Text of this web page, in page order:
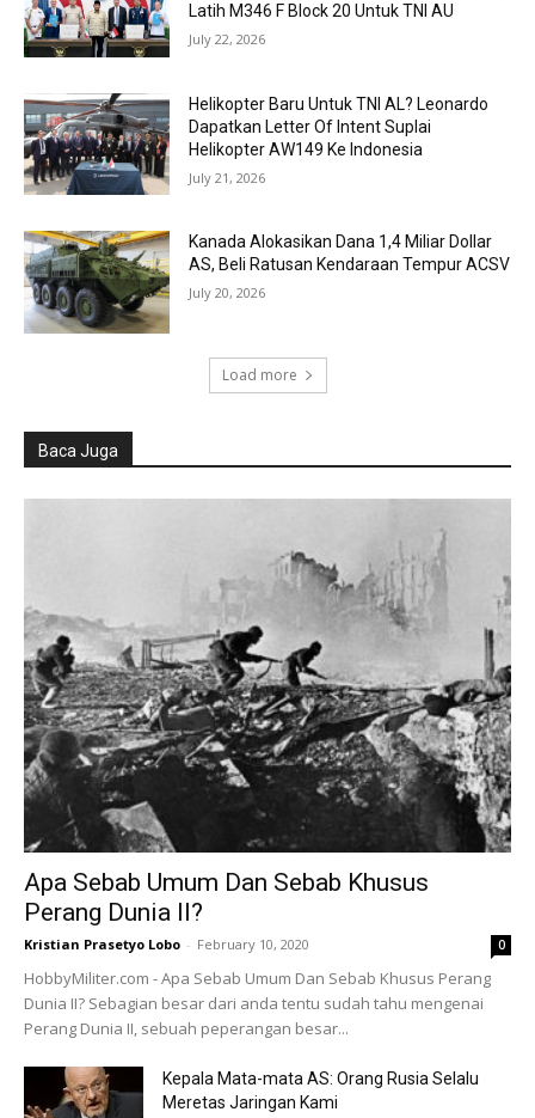
Latih M346 F Block 20 Untuk TNI AU
July 22, 2026
Helikopter Baru Untuk TNI AL? Leonardo
Dapatkan Letter Of Intent Suplai
Helikopter AW149 Ke Indonesia
July 21, 2026
Kanada Alokasikan Dana 1,4 Miliar Dollar
AS, Beli Ratusan Kendaraan Tempur ACSV
July 20, 2026
Load more
Baca Juga
Apa Sebab Umum Dan Sebab Khusus
Perang Dunia II?
Kristian Prasetyo Lobo - February 10, 2020 0
HobbyMiliter.com - Apa Sebab Umum Dan Sebab Khusus Perang
Dunia II? Sebagian besar dari anda tentu sudah tahu mengenai
Perang Dunia II, sebuah peperangan besar...
Kepala Mata-mata AS: Orang Rusia Selalu
Meretas Jaringan Kami